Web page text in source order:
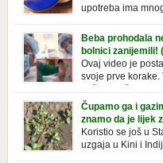
upotreba ima
o njoj. Nivea
prepoznatljivog mirisa i
u kupatilima i muškaraca i
čak nose sa […]
Beba prohodala
bolnici zanijemili!
Ovaj video je
svoje prve korake.
novorođenih beba. Video je
miliona ljudi. Ove babice su
beba želi […]
Čupamo ga i
znamo da je lijek
Koristio se još u
uzgaja u Kini i